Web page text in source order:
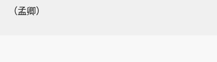
（孟卿）